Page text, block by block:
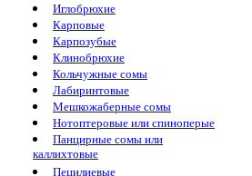
Иглобрюхие
Карповые
Карпозубые
Клинобрюхие
Кольчужные сомы
Лабиринтовые
Мешкожаберные сомы
Нотоптеровые или спиноперые
Панцирные сомы или
каллихтовые
Пецилиевые